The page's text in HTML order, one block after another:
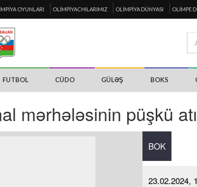
OYUNLARI OLIMPIYACHILARIMIZ OLIMPIYA DÜNYASI OLIMPE
FUTBOL CÜDO GÜLƏŞ BOKS
mərhələsinin püşkü
BOK
23.02.2024,